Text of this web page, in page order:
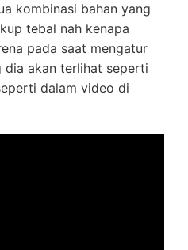
kombinasi bahan yang
tebal nah kenapa
pada saat mengatur
dia akan terlihat seperti
dalam video di